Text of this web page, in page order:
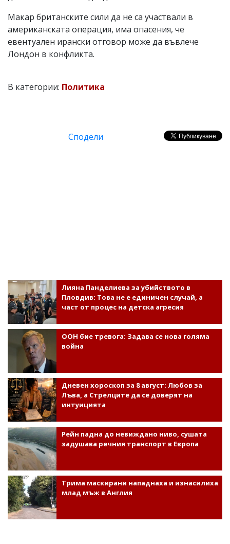
Макар британските сили да не са участвали в
американската операция, има опасения, че
евентуален ирански отговор може да въвлече
Лондон в конфликта.
В категории: Политика
Сподели
Лияна Панделиева за убийството в
Пловдив: Това не е единичен случай, а
част от процес на детска агресия
ООН бие тревога: Задава се нова голяма
война
Дневен хороскоп за 8 август: Любов за
Лъва, а Стрелците да се доверят на
интуицията
Рейн падна до невиждано ниво, сушата
задушава речния транспорт в Европа
Трима маскирани нападнаха и изнасилиха
млад мъж в Англия